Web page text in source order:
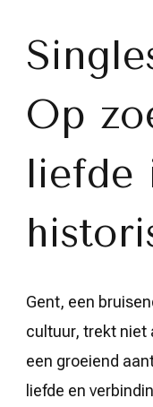
Op
liefde
Gent, een
cultuur, trekt niet
een groeiend
liefde en